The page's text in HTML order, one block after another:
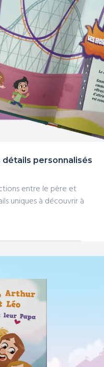
personnalisés
entre le père et
uniques à découvrir à